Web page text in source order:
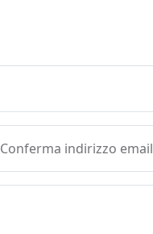
Conferma indirizzo email